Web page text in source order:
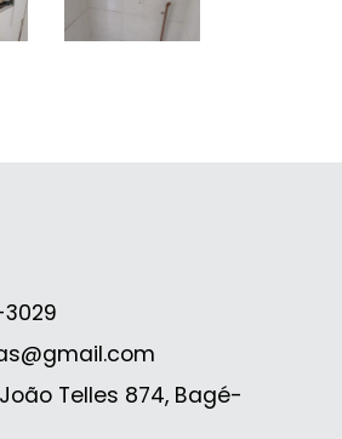
Telles 874, Bagé-